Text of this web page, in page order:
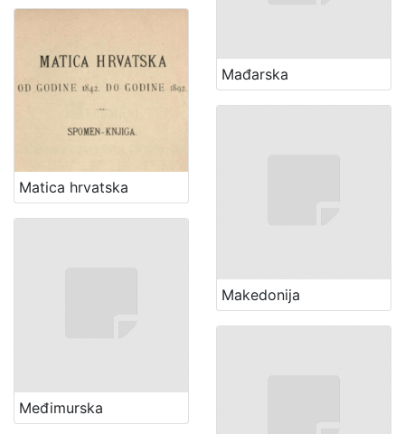
Mađarska
Makedonija
Matica hrvatska
Međimurska